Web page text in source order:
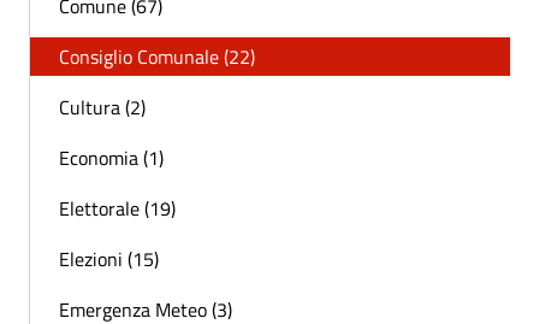
Comune (67)
Consiglio Comunale (22)
Cultura (2)
Economia (1)
Elettorale (19)
Elezioni (15)
Emergenza Meteo (3)